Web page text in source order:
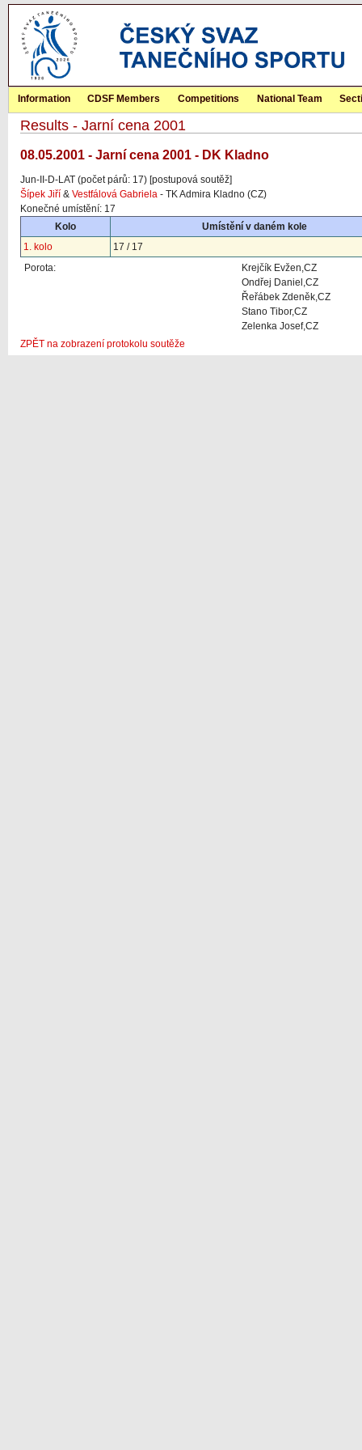
Information CDSF Members Competitions National Team
Results - Jarní cena 2001
08.05.2001 - Jarní cena 2001 - DK Kladno
Jun-II-D-LAT (počet párů: 17) [postupová soutěž]
Šípek Jiří & Vestfálová Gabriela - TK Admira Kladno (CZ)
Konečné umístění: 17
Kolo
Umístění v daném kole
1. kolo
17 / 17
Porota:
Krejčík Evžen,CZ
Ondřej Daniel,CZ
Řeřábek Zdeněk,CZ
Stano Tibor,CZ
Zelenka Josef,CZ
ZPĚT na zobrazení protokolu soutěže